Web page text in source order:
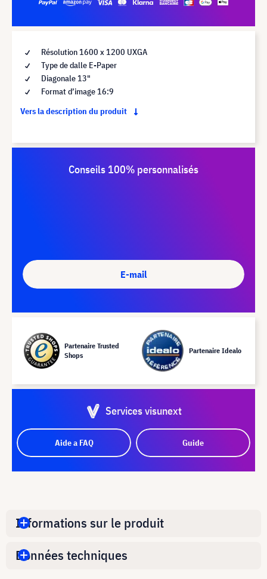
Résolution 1600 x 1200 UXGA
Type de dalle E-Paper
Diagonale 13"
Format d’image 16:9
Vers la description du produit
Conseils 100% personnalisés
E-mail
Partenaire Trusted
Shops
Partenaire Idealo
Services visunext
Aide a FAQ Guide
Informations sur le produit
Données techniques